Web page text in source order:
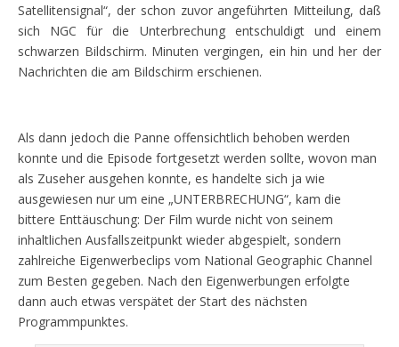
Satellitensignal“, der schon zuvor angeführten Mitteilung, daß
sich NGC für die Unterbrechung entschuldigt und einem
schwarzen Bildschirm. Minuten vergingen, ein hin und her der
Nachrichten die am Bildschirm erschienen.
Als dann jedoch die Panne offensichtlich behoben werden
konnte und die Episode fortgesetzt werden sollte, wovon man
als Zuseher ausgehen konnte, es handelte sich ja wie
ausgewiesen nur um eine „UNTERBRECHUNG“, kam die
bittere Enttäuschung: Der Film wurde nicht von seinem
inhaltlichen Ausfallszeitpunkt wieder abgespielt, sondern
zahlreiche Eigenwerbeclips vom National Geographic Channel
zum Besten gegeben. Nach den Eigenwerbungen erfolgte
dann auch etwas verspätet der Start des nächsten
Programmpunktes.